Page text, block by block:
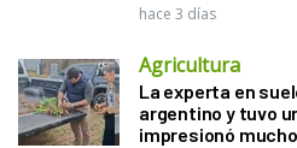
hace 3 días
Agricultura
La experta en
argentino y tuvo
impresionó